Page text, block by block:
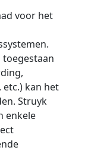
voor het
toegestaan
kan het
Struyk
enkele